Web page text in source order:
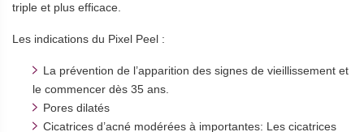
triple et plus efficace.
Les indications du Pixel Peel :
La prévention de l’apparition des signes de vieillissement et
le commencer dès 35 ans.
Pores dilatés
Cicatrices d’acné modérées à importantes: Les cicatrices